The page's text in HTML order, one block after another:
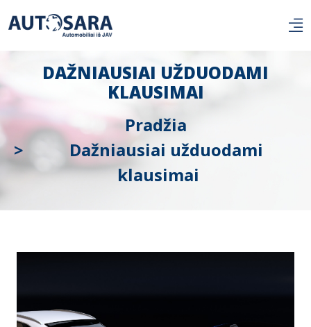
DAŽNIAUSIAI UŽDUODAMI
KLAUSIMAI
Pradžia
Dažniausiai užduodami
klausimai